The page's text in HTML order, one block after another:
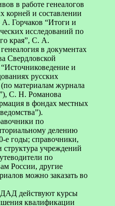
в работе генеалогов
корней и составлении
А. Горчаков “Итоги и
исследований по
края”, С. А.
в документах
Свердловской
и
русских
материалам журнала
С. Н. Романова
в фондах местных
по
делению
е годы; справочники,
структура учреждений
по
России, другие
можно заказать во
действуют курсы
квалификации